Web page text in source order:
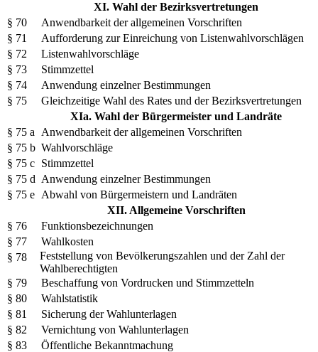
XI. Wahl der Bezirksvertretungen
§ 70
Anwendbarkeit der allgemeinen Vorschriften
§ 71
Aufforderung zur Einreichung von Listenwahlvorschlägen
§ 72
Listenwahlvorschläge
§ 73
Stimmzettel
§ 74
Anwendung einzelner Bestimmungen
§ 75
Gleichzeitige Wahl des Rates und der Bezirksvertretungen
XIa. Wahl der Bürgermeister und Landräte
§ 75 a
Anwendbarkeit der allgemeinen Vorschriften
§ 75 b Wahlvorschläge
§ 75 c Stimmzettel
§ 75 d Anwendung einzelner Bestimmungen
§ 75 e Abwahl von Bürgermeistern und Landräten
XII. Allgemeine Vorschriften
§ 76
Funktionsbezeichnungen
§ 77
Wahlkosten
§ 78
Feststellung von Bevölkerungszahlen und der Zahl der
Wahlberechtigten
§ 79
Beschaffung von Vordrucken und Stimmzetteln
§ 80
Wahlstatistik
§ 81
Sicherung der Wahlunterlagen
§ 82
Vernichtung von Wahlunterlagen
§ 83
Öffentliche Bekanntmachung